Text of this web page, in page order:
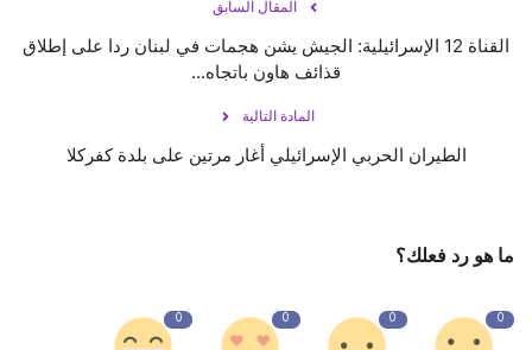
المقال السابق
القناة 12 الإسرائيلية: الجيش يشن هجمات في ‎لبنان ردا على إطلاق
قذائف هاون باتجاه...
المادة التالية
الطيران الحربي الإسرائيلي أغار مرتين على بلدة كفركلا
ما هو رد فعلك؟
0
0
0
0